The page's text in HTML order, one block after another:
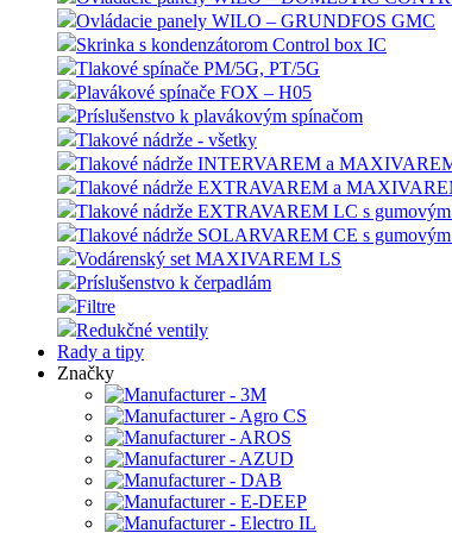
Ovládacie panely WILO – GRUNDFOS GMC
Skrinka s kondenzátorom Control box IC
Tlakové spínače PM/5G, PT/5G
Plavákové spínače FOX – H05
Príslušenstvo k plavákovým spínačom
Tlakové nádrže - všetky
Tlakové nádrže INTERVAREM a
Tlakové nádrže EXTRAVAREM a
Tlakové nádrže EXTRAVAREM LC s
Tlakové nádrže SOLARVAREM CE s gumovým
Vodárenský set MAXIVAREM LS
Príslušenstvo k čerpadlám
Filtre
Redukčné ventily
Rady a tipy
Značky